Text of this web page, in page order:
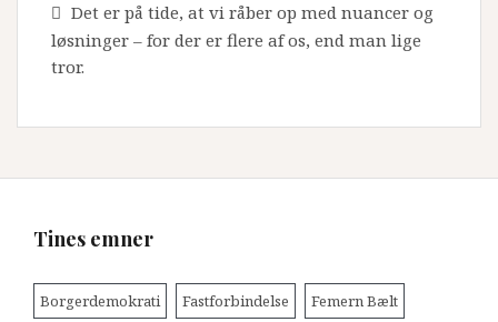
Det er på tide, at vi råber op med nuancer og
løsninger – for der er flere af os, end man lige
tror.
Tines emner
Borgerdemokrati Fastforbindelse Femern Bælt